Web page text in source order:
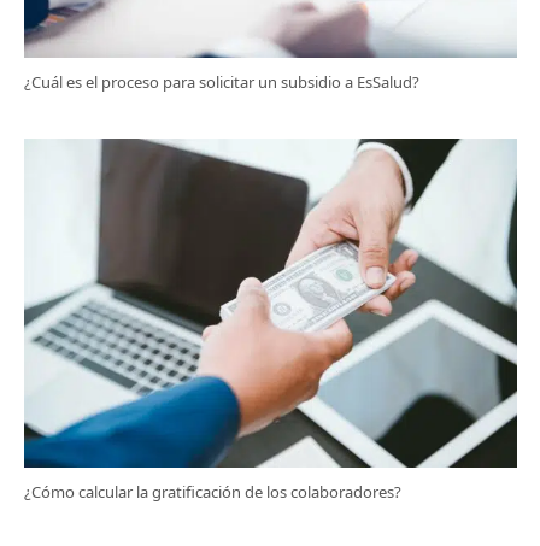
¿Cuál es el proceso para solicitar un subsidio a EsSalud?
¿Cómo calcular la gratificación de los colaboradores?